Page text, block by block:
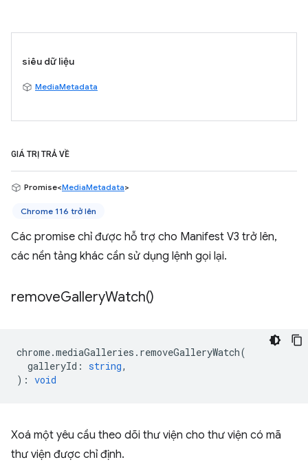
siêu dữ liệu
MediaMetadata
GIÁ TRỊ TRẢ VỀ
Promise<MediaMetadata>
Chrome 116 trở lên
Các promise chỉ được hỗ trợ cho Manifest V3 trở lên,
các nền tảng khác cần sử dụng lệnh gọi lại.
removeGalleryWatch()
chrome.mediaGalleries . removeGalleryWatch(
galleryId : string,
) : void
Xoá một yêu cầu theo dõi thư viện cho thư viện có mã
thư viện được chỉ định.